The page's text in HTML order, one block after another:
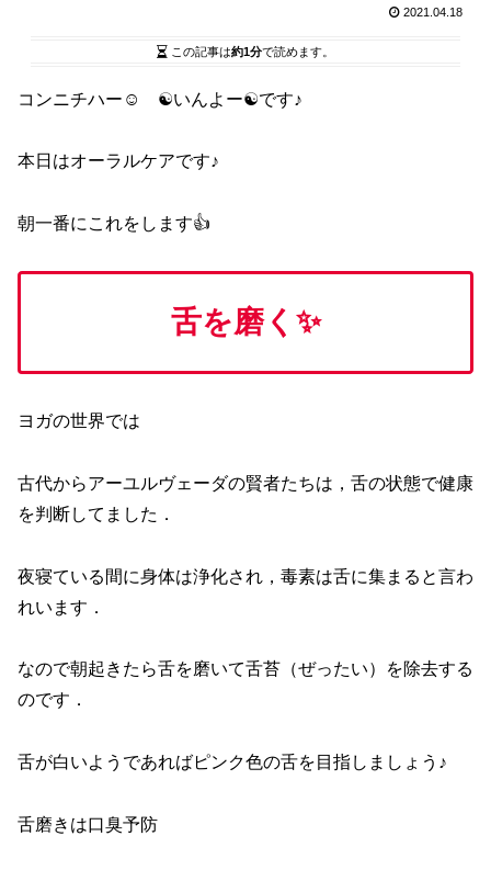
2021.04.18
この記事は約1分で読めます。
コンニチハー☺ ☯いんよー☯です♪
本日はオーラルケアです♪
朝一番にこれをします👍
舌を磨く✨
ヨガの世界では
古代からアーユルヴェーダの賢者たちは，舌の状態で健康
を判断してました．
夜寝ている間に身体は浄化され，毒素は舌に集まると言わ
れいます．
なので朝起きたら舌を磨いて舌苔（ぜったい）を除去する
のです．
舌が白いようであればピンク色の舌を目指しましょう♪
舌磨きは口臭予防